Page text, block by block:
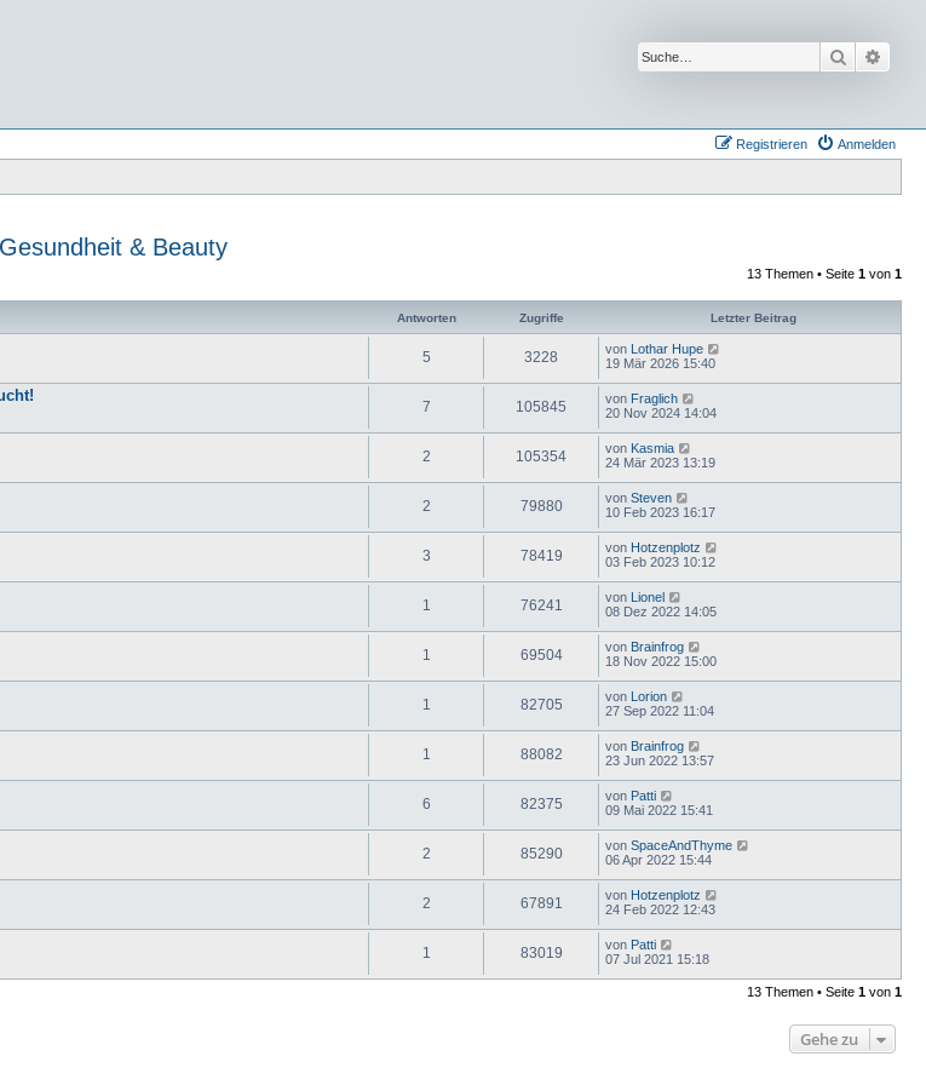
Suche
Anmelden
Registrieren
Gesundheit & Beauty
13 Themen • Seite 1 von 1
Antworten Zugriffe Letzter Beitrag
5 3228 von Lothar Hupe
19 Mär 2026 15:40
7 105845 von Fraglich
20 Nov 2024 14:04
2 105354 von Kasmia
24 Mär 2023 13:19
2 79880 von Steven
10 Feb 2023 16:17
3 78419 von Hotzenplotz
03 Feb 2023 10:12
1 76241 von Lionel
08 Dez 2022 14:05
1 69504 von Brainfrog
18 Nov 2022 15:00
1 82705 von Lorion
27 Sep 2022 11:04
1 88082 von Brainfrog
23 Jun 2022 13:57
6 82375 von Patti
09 Mai 2022 15:41
2 85290 von SpaceAndThyme
06 Apr 2022 15:44
2 67891 von Hotzenplotz
24 Feb 2022 12:43
1 83019 von Patti
07 Jul 2021 15:18
13 Themen • Seite 1 von 1
Gehe zu